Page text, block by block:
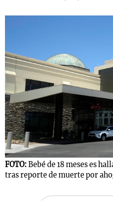
FOTO: Bebé de 18 meses es
tras reporte de muerte por